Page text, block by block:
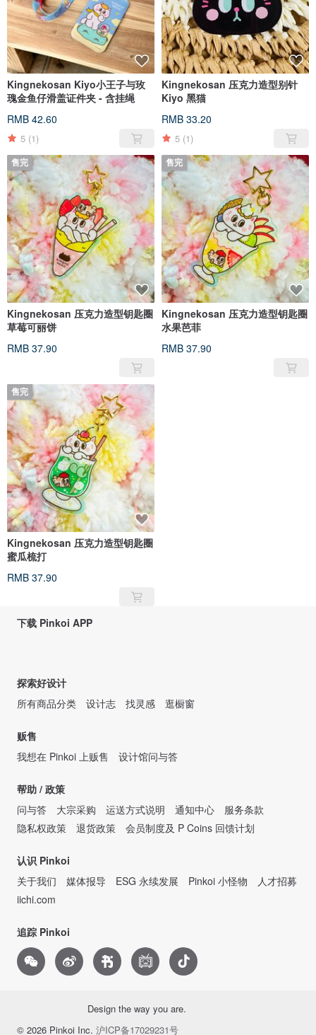
Kingnekosan Kiyo小王子与玫
瑰金鱼仔滑盖证件夹 - 含挂绳
RMB 42.60
5 (1)
Kingnekosan 压克力造型别针
Kiyo 黑猫
RMB 33.20
5 (1)
售完
Kingnekosan 压克力造型钥匙圈
草莓可丽饼
RMB 37.90
售完
Kingnekosan 压克力造型钥匙圈
水果芭菲
RMB 37.90
售完
Kingnekosan 压克力造型钥匙圈
蜜瓜梳打
RMB 37.90
下载 Pinkoi APP
探索好设计
所有商品分类
设计志 找灵感 逛橱窗
贩售
我想在 Pinkoi 上贩售
设计馆问与答
帮助 / 政策
问与答
大宗采购 运送方式说明 通知中心
服务条款
隐私权政策
退货政策 会员制度及 P Coins 回馈计划
认识 Pinkoi
关于我们
媒体报导 ESG 永续发展 Pinkoi 小怪物
人才招募
iichi.com
追踪 Pinkoi
Design the way you are.
© 2026 Pinkoi Inc. 沪ICP备17029231号